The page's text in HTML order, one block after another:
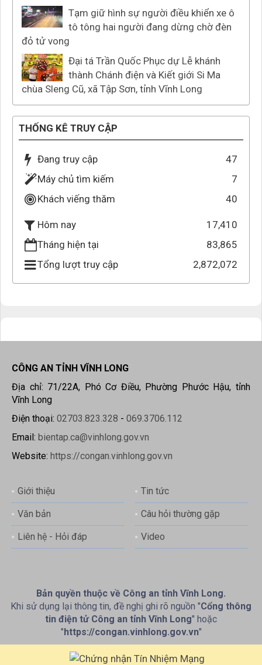
Tạm giữ hình sự người điều khiển xe ô
tô tông hai người đang dừng chờ đèn
đỏ tử vong
Đại tá Trần Quốc Phục dự Lễ khánh
thành Chánh điện và Kiết giới Si Ma
chùa Sleng Cũ, xã Tập Sơn, tỉnh Vĩnh Long
THỐNG KÊ TRUY CẬP
Đang truy cập
47
Máy chủ tìm kiếm
7
Khách viếng thăm
40
Hôm nay
17,410
Tháng hiện tại
83,865
Tổng lượt truy cập
2,872,072
CÔNG AN TỈNH VĨNH LONG
Địa chỉ: 71/22A, Phó Cơ Điều, Phường Phước Hậu, tỉnh
Vĩnh Long
Điện thoại: 02703.823.328 - 069.3706.112
Email: bientap.ca@vinhlong.gov.vn
Website: https://congan.vinhlong.gov.vn
Giới thiệu Tin tức
Văn bản Câu hỏi thường gặp
Liên hệ - Hỏi đáp Video
Bản quyền thuộc về Công an tỉnh Vĩnh Long.
Khi sử dụng lại thông tin, đề nghị ghi rõ nguồn "Cổng thông
tin điện tử Công an tỉnh Vĩnh Long" hoặc
"https://congan.vinhlong.gov.vn"